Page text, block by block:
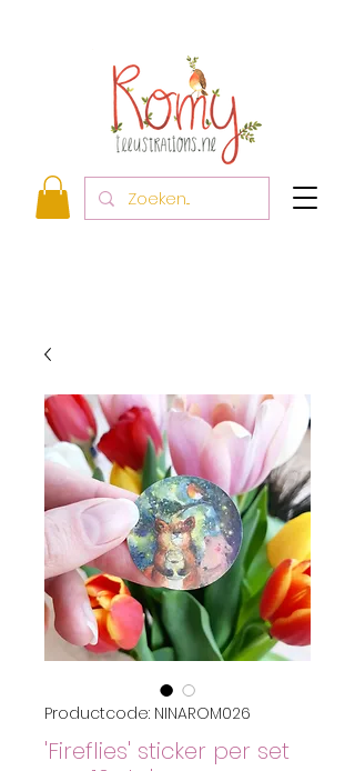
Productcode: NINAROM026
'Fireflies' sticker per set